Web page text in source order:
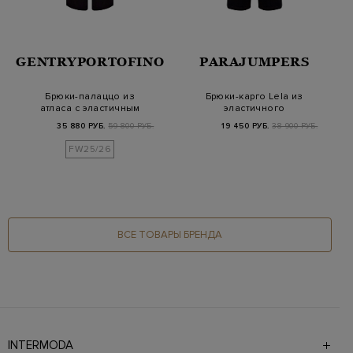
GENTRYPORTOFINO
Брюки-палаццо из
атласа с эластичным
35 880 РУБ. 59 800 РУБ.
FW25/26
PARAJUMPERS
Брюки-карго Lela из
эластичного
19 450 РУБ. 38 900 РУБ.
ВСЕ ТОВАРЫ БРЕНДА
INTERMODA